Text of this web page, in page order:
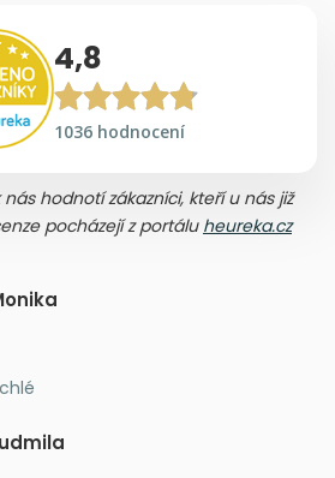
4,8
1036 hodnocení
hodnotí zákazníci, kteří u nás již
pocházejí z portálu heureka.cz